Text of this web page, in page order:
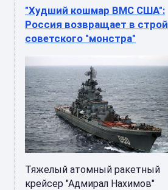
"Худший кошмар ВМС США":
Россия возвращает в строй
советского "монстра"
Тяжелый атомный ракетный
крейсер "Адмирал Нахимов"